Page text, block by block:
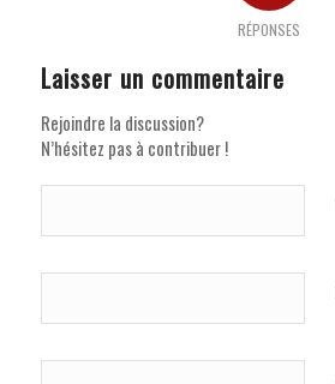
RÉPONSES
Laisser un commentaire
Rejoindre la discussion?
N’hésitez pas à contribuer !